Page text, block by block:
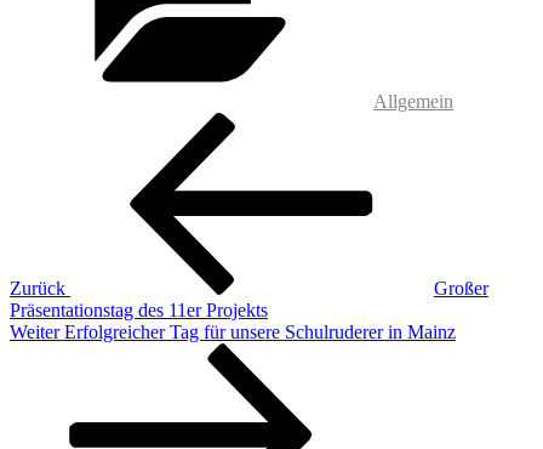
Allgemein
Beitragsnavigation
Zurück
Großer
Präsentationstag des 11er Projekts
Nächster
Weiter Erfolgreicher Tag für unsere Schulruderer in Mainz